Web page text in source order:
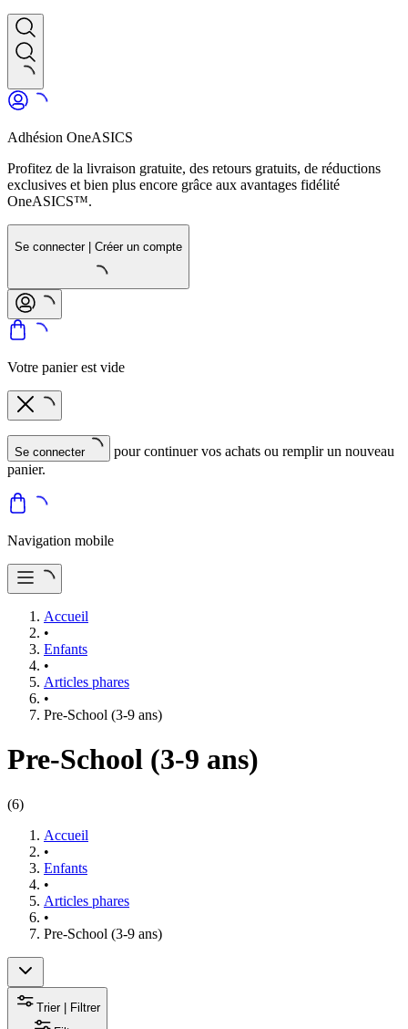
Adhésion OneASICS
Profitez de la livraison gratuite, des retours gratuits, de réductions
exclusives et bien plus encore grâce aux avantages fidélité
OneASICS™.
Se connecter | Créer un compte
Votre panier est vide
Se connecter
pour continuer vos achats ou remplir un nouveau
panier.
Navigation mobile
Accueil
•
Enfants
•
Articles phares
•
Pre-School (3-9 ans)
Pre-School (3-9 ans)
(6)
Accueil
•
Enfants
•
Articles phares
•
Pre-School (3-9 ans)
Trier | Filtrer